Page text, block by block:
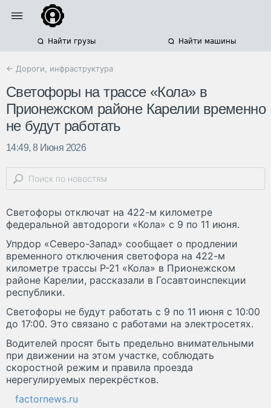
Найти грузы Найти машины
← Дороги, инфраструктура
Светофоры на трассе «Кола» в
Прионежском районе Карелии временно
не будут работать
14:49, 8 Июня 2026
Светофоры отключат на 422-м километре
федеральной автодороги «Кола» с 9 по 11 июня.
Упрдор «Северо-Запад» сообщает о продлении
временного отключения светофора на 422-м
километре трассы Р-21 «Кола» в Прионежском
районе Карелии, рассказали в Госавтоинспекции
республики.
Светофоры не будут работать с 9 по 11 июня с 10:00
до 17:00. Это связано с работами на электросетях.
Водителей просят быть предельно внимательными
при движении на этом участке, соблюдать
скоростной режим и правила проезда
нерегулируемых перекрёстков.
factornews.ru